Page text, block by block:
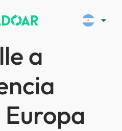
arrow_drop_down
a